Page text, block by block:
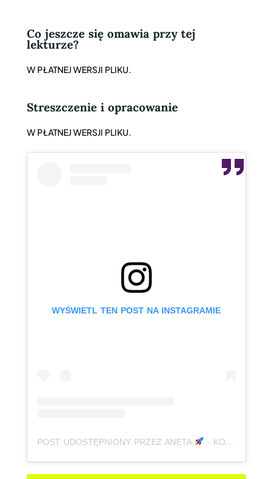
Co jeszcze się omawia przy tej
lekturze?
W PŁATNEJ WERSJI PLIKU.
Streszczenie i opracowanie
W PŁATNEJ WERSJI PLIKU.
WYŚWIETL TEN POST NA INSTAGRAMIE
POST UDOSTĘPNIONY PRZEZ ANETA - KOREPETYCJE, JĘZYK POLSKI | MATURA | E8 | ADHD (@BABAODPOLSKIEGO)